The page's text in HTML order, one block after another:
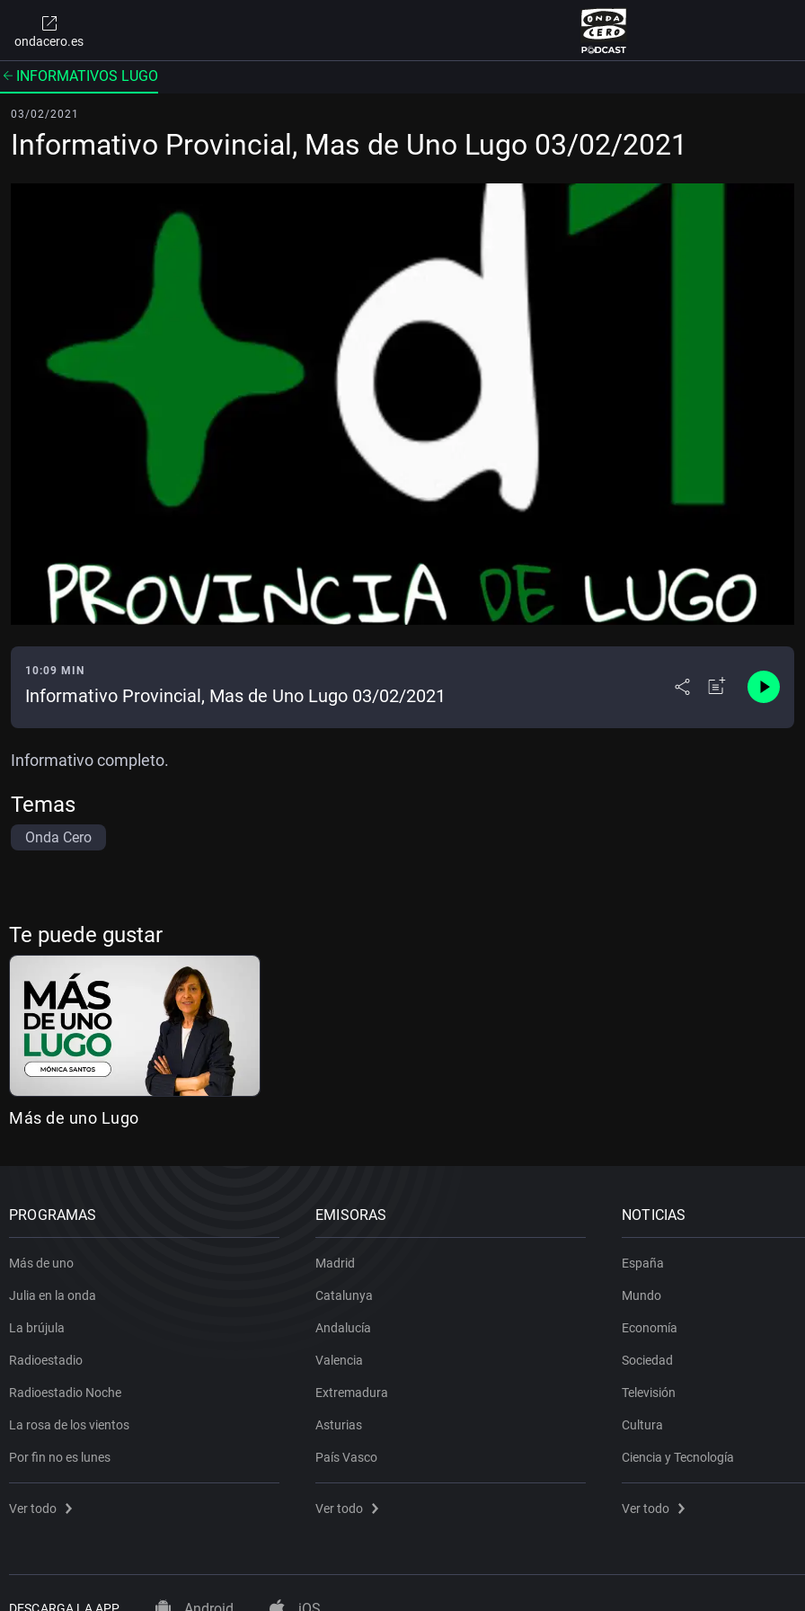
ondacero.es
INFORMATIVOS LUGO
03/02/2021
Informativo Provincial, Mas de Uno Lugo 03/02/2021
10:09 MIN
Informativo Provincial, Mas de Uno Lugo 03/02/2021
Informativo completo.
Temas
Onda Cero
Te puede gustar
Más de uno Lugo
PROGRAMAS
Más de uno
Julia en la onda
La brújula
Radioestadio
Radioestadio Noche
La rosa de los vientos
Por fin no es lunes
Ver todo
EMISORAS
Madrid
Catalunya
Andalucía
Valencia
Extremadura
Asturias
País Vasco
Ver todo
NOTICIAS
España
Mundo
Economía
Sociedad
Televisión
Cultura
Ciencia y Tecnología
Ver todo